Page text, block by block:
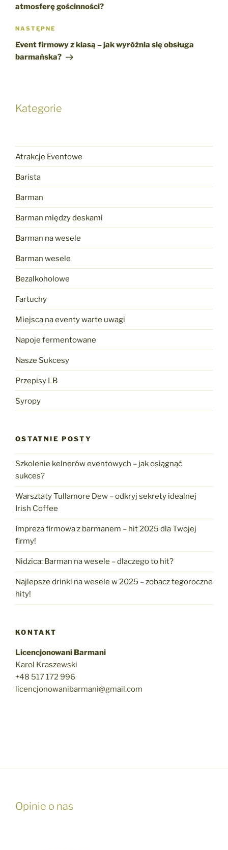
atmosferę gościnności?
Następny
wpis
NASTĘPNE
Event firmowy z klasą – jak wyróżnia się obsługa
barmańska?
Kategorie
Atrakcje Eventowe
Barista
Barman
Barman między deskami
Barman na wesele
Barman wesele
Bezalkoholowe
Fartuchy
Miejsca na eventy warte uwagi
Napoje fermentowane
Nasze Sukcesy
Przepisy LB
Syropy
OSTATNIE POSTY
Szkolenie kelnerów eventowych – jak osiągnąć
sukces?
Warsztaty Tullamore Dew – odkryj sekrety idealnej
Irish Coffee
Impreza firmowa z barmanem – hit 2025 dla Twojej
firmy!
Nidzica: Barman na wesele – dlaczego to hit?
Najlepsze drinki na wesele w 2025 – zobacz tegoroczne
hity!
KONTAKT
Licencjonowani Barmani
Karol Kraszewski
+48 517 172 996
licencjonowanibarmani@gmail.com
Opinie o nas